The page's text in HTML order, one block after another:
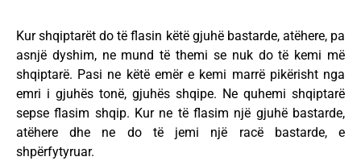
Kur shqiptarët do të flasin këtë gjuhë bastarde, atëhere, pa
asnjë dyshim, ne mund të themi se nuk do të kemi më
shqiptarë. Pasi ne këtë emër e kemi marrë pikërisht nga
emri i gjuhës tonë, gjuhës shqipe. Ne quhemi shqiptarë
sepse flasim shqip. Kur ne të flasim një gjuhë bastarde,
atëhere dhe ne do të jemi një racë bastarde, e
shpërfytyruar.